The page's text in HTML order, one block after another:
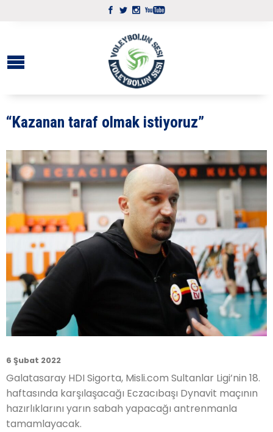
“Kazanan taraf olmak istiyoruz”
6 Şubat 2022
Galatasaray HDI Sigorta, Misli.com Sultanlar Ligi’nin 18.
haftasında karşılaşacağı Eczacıbaşı Dynavit maçının
hazırlıklarını yarın sabah yapacağı antrenmanla
tamamlayacak.